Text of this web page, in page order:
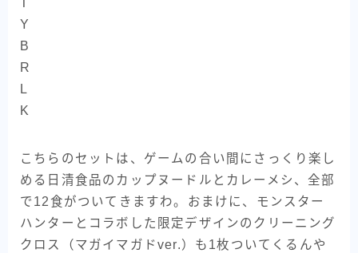
こちらのセットは、ゲームの合い間にさっくり楽し
める日清食品のカップヌードルとカレーメシ、全部
で12食がついてきますわ。おまけに、モンスター
ハンターとコラボした限定デザインのクリーニング
クロス（マガイマガドver.）も1枚ついてくるんや